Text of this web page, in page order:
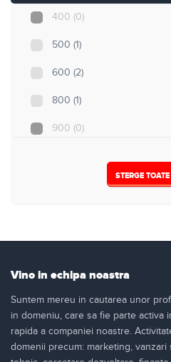
400 (0)
500 (1)
600 (2)
800 (1)
900 (0)
2000(0)
Nespecificat
STERGE
Vino in echipa noastra
Suntem mereu in cautarea unor
in domeniu, care sa fie parte activa
rapida a companiei noastre.
domenii precum: marketing,